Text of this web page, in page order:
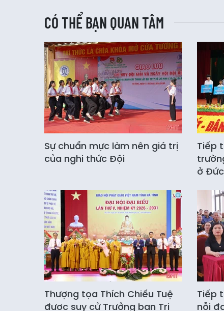
CÓ THỂ BẠN QUAN TÂM
Sự chuẩn mực làm nên giá trị
của nghi thức Đội
Tiếp
ở
Thượng tọa Thích Chiếu Tuệ
được suy cử Trưởng ban Trị
Tiếp
nỗi